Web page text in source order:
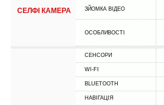
СЕЛФІ КАМЕРА ЗЙОМКА ВІДЕО
ОСОБЛИВОСТІ
СЕНСОРИ
WI-FI
BLUETOOTH
НАВІГАЦІЯ